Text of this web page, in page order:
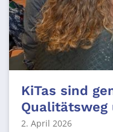
KiTas sind
Qualitätsweg
2. April 2026